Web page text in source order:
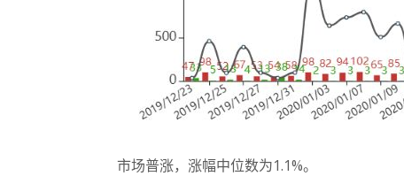
市场普涨，涨幅中位数为1.1%。